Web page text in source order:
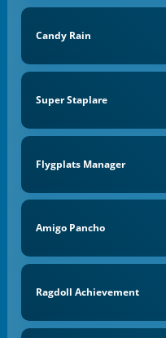
Candy Rain
Super Staplare
Flygplats Manager
Amigo Pancho
Ragdoll Achievement